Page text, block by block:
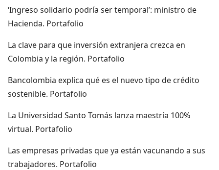
‘Ingreso solidario podría ser temporal’: ministro de
Hacienda. Portafolio
La clave para que inversión extranjera crezca en
Colombia y la región. Portafolio
Bancolombia explica qué es el nuevo tipo de crédito
sostenible. Portafolio
La Universidad Santo Tomás lanza maestría 100%
virtual. Portafolio
Las empresas privadas que ya están vacunando a sus
trabajadores. Portafolio